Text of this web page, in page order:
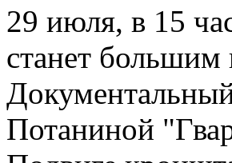
29 июля, в 15
станет
Потаниной